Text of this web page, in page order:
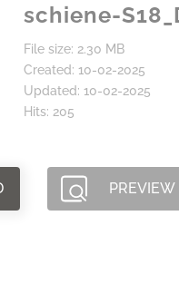
schiene-
File size: 2.30 MB
Created: 10-02-2025
Updated: 10-02-2025
Hits: 205
PREVIEW